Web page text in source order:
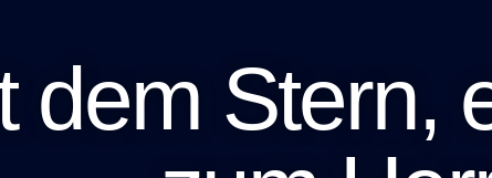
dem Stern,